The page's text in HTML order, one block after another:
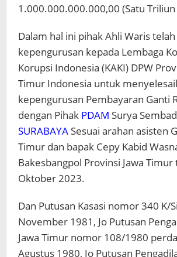
1.000.000.000.000,00 (Satu Triliun
Dalam hal ini pihak Ahli Waris
kepengurusan kepada Lembaga
Korupsi Indonesia (KAKI) DPW
Timur Indonesia untuk
kepengurusan Pembayaran Ganti
dengan Pihak PDAM Surya
SURABAYA Sesuai arahan asisten
Timur dan bapak Cepy Kabid
Bakesbangpol Provinsi Jawa
Oktober 2023.
Dan Putusan Kasasi nomor 340 K/
November 1981, Jo Putusan
Jawa Timur nomor 108/1980
Agustus 1980, Jo Putusan